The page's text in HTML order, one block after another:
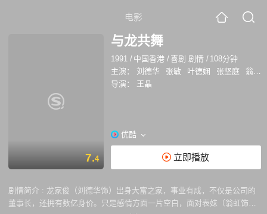
电影
7.4
与龙共舞
1991 / 中国香港 /喜剧 剧情 / 108分钟
主演：
刘德华 张敏 叶德娴 张坚庭 翁虹
导演：
王晶
优酷
立即播放
剧情简介 : 龙家俊（刘德华饰）出身大富之家，事业有成，不仅是公司的
董事长，还拥有数亿身价。只是感情方面一片空白，面对表妹（翁虹饰）